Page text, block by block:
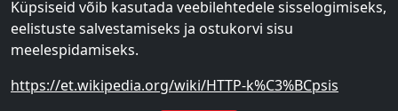
Küpsiseid võib kasutada veebilehtedele sisselogimiseks,
eelistuste salvestamiseks ja ostukorvi sisu
meelespidamiseks.
https://et.wikipedia.org/wiki/HTTP-k%C3%BCpsis